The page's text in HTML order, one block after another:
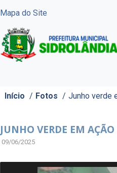
Mapa do Site
Início / Fotos / Junho verde
JUNHO VERDE EM
09/06/2025